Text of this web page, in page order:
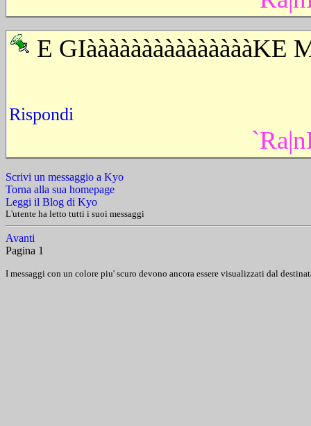
E GIàààààààààààààààKE
Rispondi
Scrivi un messaggio a Kyo
Torna alla sua homepage
Leggi il Blog di Kyo
L'utente ha letto tutti i suoi messaggi
Avanti
Pagina 1
I messaggi con un colore piu' scuro devono ancora essere visualizzati dal